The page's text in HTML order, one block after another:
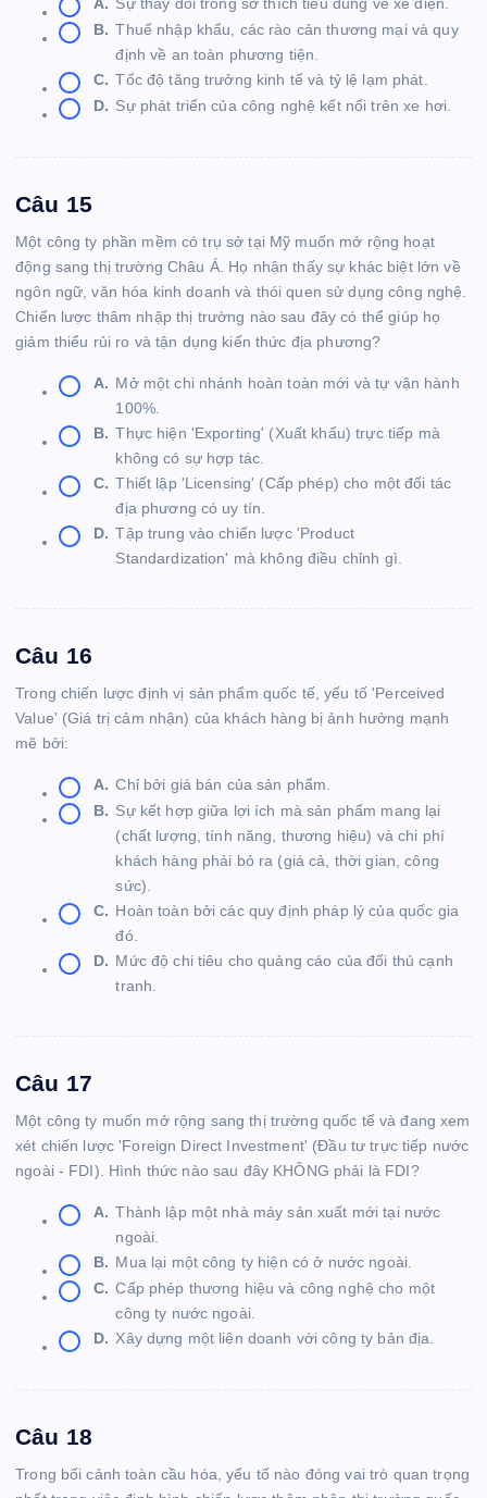
B. Thuế nhập khẩu, các rào cản thương mại và quy
định về an toàn phương tiện.
C. Tốc độ tăng trưởng kinh tế và tỷ lệ lạm phát.
D. Sự phát triển của công nghệ kết nối trên xe hơi.
Câu 15
Một công ty phần mềm có trụ sở tại Mỹ muốn mở rộng hoạt
động sang thị trường Châu Á. Họ nhận thấy sự khác biệt lớn về
ngôn ngữ, văn hóa kinh doanh và thói quen sử dụng công nghệ.
Chiến lược thâm nhập thị trường nào sau đây có thể giúp họ
giảm thiểu rủi ro và tận dụng kiến thức địa phương?
A. Mở một chi nhánh hoàn toàn mới và tự vận hành
100%.
B. Thực hiện 'Exporting' (Xuất khẩu) trực tiếp mà
không có sự hợp tác.
C. Thiết lập 'Licensing' (Cấp phép) cho một đối tác
địa phương có uy tín.
D. Tập trung vào chiến lược 'Product
Standardization' mà không điều chỉnh gì.
Câu 16
Trong chiến lược định vị sản phẩm quốc tế, yếu tố 'Perceived
Value' (Giá trị cảm nhận) của khách hàng bị ảnh hưởng mạnh
mẽ bởi:
A. Chỉ bởi giá bán của sản phẩm.
B. Sự kết hợp giữa lợi ích mà sản phẩm mang lại
(chất lượng, tính năng, thương hiệu) và chi phí
khách hàng phải bỏ ra (giá cả, thời gian, công
sức).
C. Hoàn toàn bởi các quy định pháp lý của quốc gia
đó.
D. Mức độ chi tiêu cho quảng cáo của đối thủ cạnh
tranh.
Câu 17
Một công ty muốn mở rộng sang thị trường quốc tế và đang xem
xét chiến lược 'Foreign Direct Investment' (Đầu tư trực tiếp nước
ngoài - FDI). Hình thức nào sau đây KHÔNG phải là FDI?
A. Thành lập một nhà máy sản xuất mới tại nước
ngoài.
B. Mua lại một công ty hiện có ở nước ngoài.
C. Cấp phép thương hiệu và công nghệ cho một
công ty nước ngoài.
D. Xây dựng một liên doanh với công ty bản địa.
Câu 18
Trong bối cảnh toàn cầu hóa, yếu tố nào đóng vai trò quan trọng